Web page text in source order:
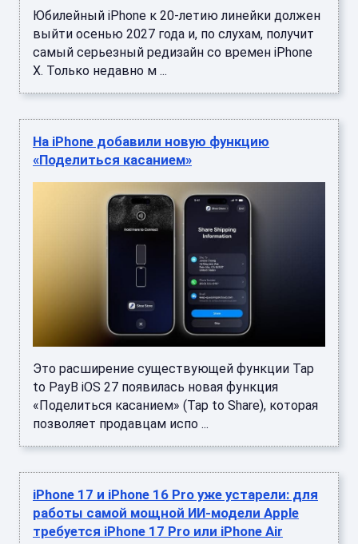
Юбилейный iPhone к 20-летию линейки должен
выйти осенью 2027 года и, по слухам, получит
самый серьезный редизайн со времен iPhone
X. Только недавно м ...
На iPhone добавили новую функцию
«Поделиться касанием»
Это расширение существующей функции Tap
to PayВ iOS 27 появилась новая функция
«Поделиться касанием» (Tap to Share), которая
позволяет продавцам испо ...
iPhone 17 и iPhone 16 Pro уже устарели: для
работы самой мощной ИИ-модели Apple
требуется iPhone 17 Pro или iPhone Air